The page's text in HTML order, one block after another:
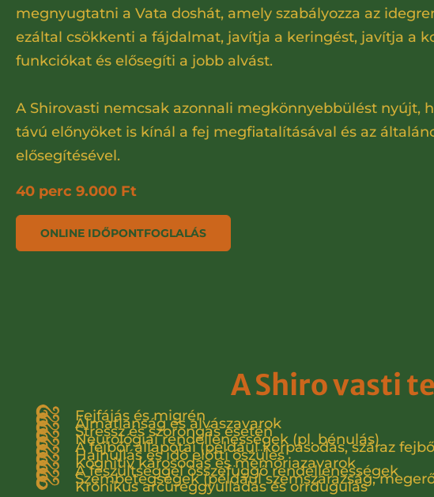
megnyugtatni a Vata doshát, amely szabályozza az
ezáltal csökkenti a fájdalmat, javítja a keringést, javítja a
funkciókat és elősegíti a jobb alvást.
A Shirovasti nemcsak azonnali megkönnyebbülést nyújt,
távú előnyöket is kínál a fej megfiatalításával és az
elősegítésével.
40 perc 9.000 Ft
ONLINE IDŐPONTFOGLALÁS
A Shiro vasti
Fejfájás és migrén
Álmatlanság és alvászavarok
Stressz és szorongás esetén
Neurológiai rendellenességek (pl. bénulás)
A fejbőr állapotai (például korpásodás, száraz
Hajhullás és idő előtti őszülés
Kognitív károsodás és memóriazavarok
A feszültséggel összefüggő rendellenességek
Szembetegségek (például szemszárazság,
Krónikus arcüreggyulladás és orrdugulás